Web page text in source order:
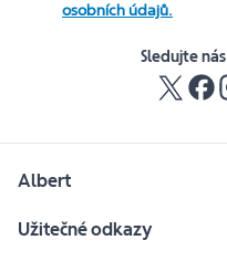
osobních údajů.
Sledujte
Albert
Užitečné odkazy